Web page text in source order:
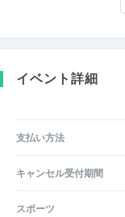
イベント詳細
支払い方法
キャンセル受付期間
スポーツ